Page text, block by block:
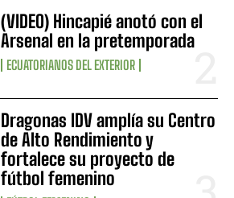
(VIDEO) Hincapié anotó con el
Arsenal en la pretemporada
ECUATORIANOS DEL EXTERIOR
Dragonas IDV amplía su Centro
de Alto Rendimiento y
fortalece su proyecto de
fútbol femenino